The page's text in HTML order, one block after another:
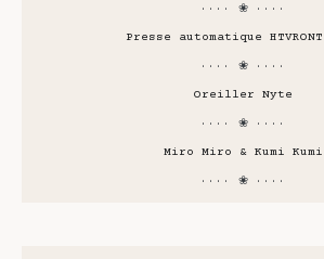
···· ❀ ····
Presse automatique
···· ❀ ····
Oreiller Nyte
···· ❀ ····
Miro Miro & Kumi Kumi
···· ❀ ····